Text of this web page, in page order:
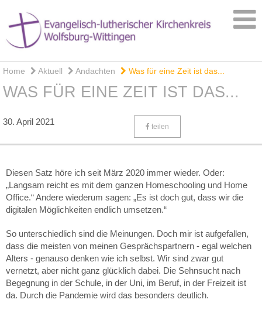
Home Aktuell Andachten Was für eine Zeit ist das...
WAS FÜR EINE ZEIT IST DAS...
30. April 2021 teilen
Diesen Satz höre ich seit März 2020 immer wieder. Oder:
„Langsam reicht es mit dem ganzen Homeschooling und Home
Office.“ Andere wiederum sagen: „Es ist doch gut, dass wir die
digitalen Möglichkeiten endlich umsetzen.“
So unterschiedlich sind die Meinungen. Doch mir ist aufgefallen,
dass die meisten von meinen Gesprächspartnern - egal welchen
Alters - genauso denken wie ich selbst. Wir sind zwar gut
vernetzt, aber nicht ganz glücklich dabei. Die Sehnsucht nach
Begegnung in der Schule, in der Uni, im Beruf, in der Freizeit ist
da. Durch die Pandemie wird das besonders deutlich.